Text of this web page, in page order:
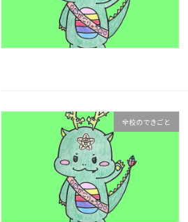
全校のできごと